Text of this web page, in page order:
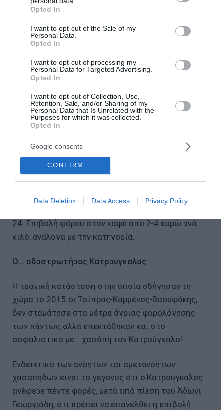
grant or deny consent to Google and its third-party tags to
use your data for below specified purposes in below Google
consent section.
Opted In
I want to opt-out of the Sale of my
Personal Data.
Opted In
I want to opt-out of processing my
Personal Data for Targeted Advertising.
Opted In
I want to opt-out of Collection, Use,
Retention, Sale, and/or Sharing of my
Personal Data that Is Unrelated with the
Purposes for which it was collected.
Opted In
Google consents
CONFIRM
Data Deletion Data Access Privacy Policy
19. Αύξηση φόρου στο κρασί κατά 20 ευρώ ανά
100 λίτρα.
20. Επιβολή ΕΦΚ σε ηλεκτρονικό τσιγάρο και
καπνό.
21. Αύξηση φόρου σε αμόλυβδη, πετρέλαιο και
υγραέριο.
22. Επιβολή φόρου διαμονής 0,50-4,00 ευρώ ανά
διανυκτέρευση στα καταλύματα
23. Επιβολή φόρου στις βραχυχρόνιες μισθώσεις.
24. Επιβολή φόρου στον καφέ από 2-4 ευρώ ανά
κιλό, ανάλογα με την κατηγορία.
Ο... οδοστρωτήρας Κατρούγκαλος
Η τραγική κατάσταση στην οποία οδήγησαν τη
χώρα το 2015 οι Τσίπρας-Καμμένος-Βαουφάκης,
δεν σταμάτησε στα μέτρα άγριας φορολόγησης
των πάντων, αλλά επεκτάθηκαν και στο
ασφαλιστικό με... χασάπη τον Κατρούγκαλο!
Ενδεικτικό των ανόητων και αμετανόητων...
χασάπηδων είναι το γεγονός ότι ο Κατρούγκαλος
ανέφερε πέντε φορές, μετά από πίεση του Άδωνι
Γεωργιάδη, ότι πρέπει να επανέλθει η επιβολή